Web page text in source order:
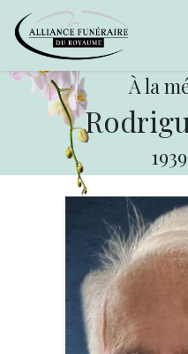
À la
1939